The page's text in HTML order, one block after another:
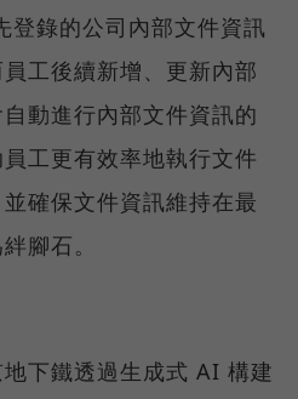
登錄的公司內部文件資訊
工後續新增、更新內部
動進行內部文件資訊的
工更有效率地執行文件
確保文件資訊維持在最
腳石。
下鐵透過生成式 AI 構建